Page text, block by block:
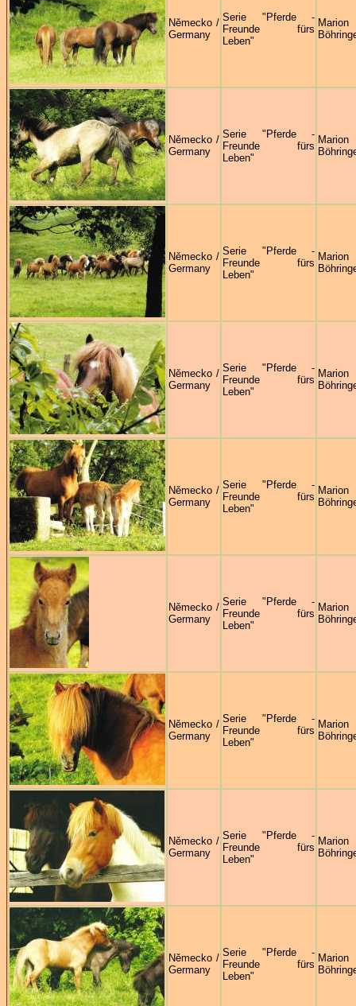
Německo /
Germany
Serie "Pferde -
Freunde fürs
Leben"
Marion
Německo /
Germany
Serie "Pferde -
Freunde fürs
Leben"
Marion
Německo /
Germany
Serie "Pferde -
Freunde fürs
Leben"
Marion
Německo /
Germany
Serie "Pferde -
Freunde fürs
Leben"
Marion
Německo /
Germany
Serie "Pferde -
Freunde fürs
Leben"
Marion
Německo /
Germany
Serie "Pferde -
Freunde fürs
Leben"
Marion
Německo /
Germany
Serie "Pferde -
Freunde fürs
Leben"
Marion
Německo /
Germany
Serie "Pferde -
Freunde fürs
Leben"
Marion
Německo /
Germany
Serie "Pferde -
Freunde fürs
Leben"
Marion